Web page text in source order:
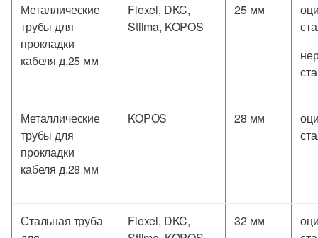
Металлические
трубы для
прокладки
кабеля д.25 мм
Flexel, DKC,
Stilma, KOPOS
25 мм
Металлические
трубы для
прокладки
кабеля д.28 мм
KOPOS 28 мм
Стальная труба
Flexel, DKC,
32 мм